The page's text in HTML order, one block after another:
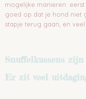
mogelijke manieren.
goed op dat je hond niet
stapje terug gaan, en
Snuffelkussens
Er zit veel